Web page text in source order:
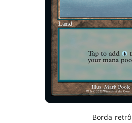
Borda retrô